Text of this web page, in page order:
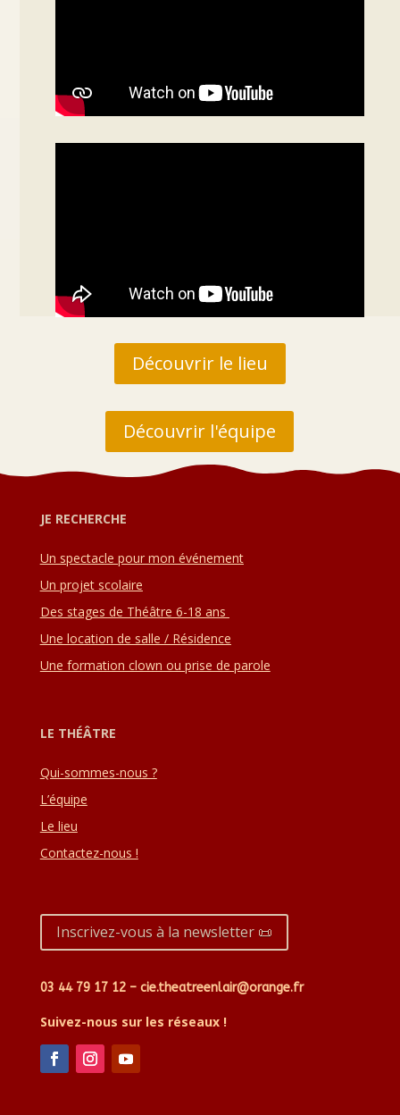
Découvrir le lieu
Découvrir l'équipe
JE RECHERCHE
Un spectacle pour mon événement
Un projet scolaire
Des stages de Théâtre 6-18 ans
Une location de salle / Résidence
Une formation clown ou prise de parole
LE THÉÂTRE
Qui-sommes-nous ?
L’équipe
Le lieu
Contactez-nous !
Inscrivez-vous à la newsletter 📜
03 44 79 17 12 – cie.theatreenlair@orange.fr
Suivez-nous sur les réseaux !